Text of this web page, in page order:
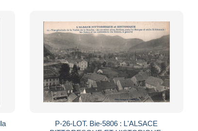
P-26-LOT. Bie-5806 : L'ALSACE